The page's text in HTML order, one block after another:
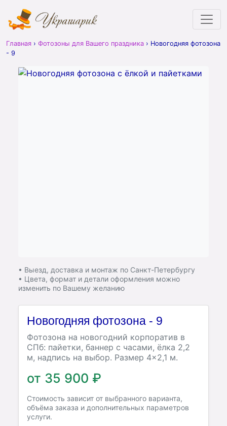
Главная › Фотозоны для Вашего праздника › Новогодняя фотозона
- 9
• Выезд, доставка и монтаж по Санкт-Петербургу
• Цвета, формат и детали оформления можно
изменить по Вашему желанию
Новогодняя фотозона - 9
Фотозона на новогодний корпоратив в
СПб: пайетки, баннер с часами, ёлка 2,2
м, надпись на выбор. Размер 4×2,1 м.
от 35 900 ₽
Стоимость зависит от выбранного варианта,
объёма заказа и дополнительных параметров
услуги.